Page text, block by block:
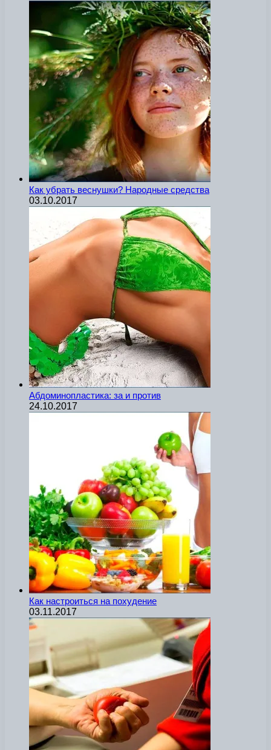
Как убрать веснушки? Народные средства
03.10.2017
Абдоминопластика: за и против
24.10.2017
Как настроиться на похудение
03.11.2017